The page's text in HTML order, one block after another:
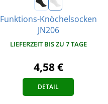
Funktions-Knöchelsocken
JN206
LIEFERZEIT BIS ZU 7 TAGE
4,58 €
DETAIL